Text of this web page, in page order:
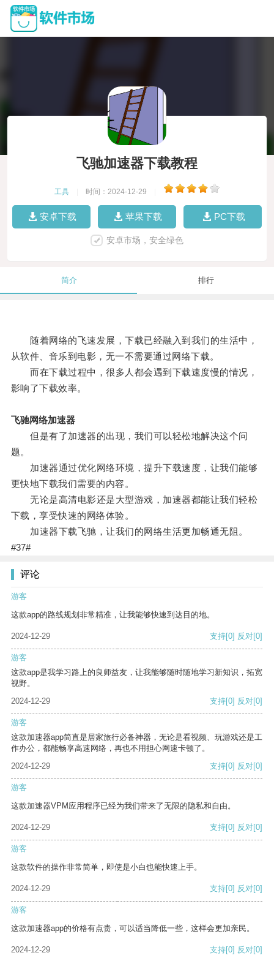
飞驰加速器下载教程
工具 时间：2024-12-29
安卓下载 苹果下载 PC下载
安卓市场，安全绿色
简介 排行
随着网络的飞速发展，下载已经融入到我们的生活中，
从软件、音乐到电影，无一不需要通过网络下载。
而在下载过程中，很多人都会遇到下载速度慢的情况，
影响了下载效率。
飞驰网络加速器
但是有了加速器的出现，我们可以轻松地解决这个问
题。
加速器通过优化网络环境，提升下载速度，让我们能够
更快地下载我们需要的内容。
无论是高清电影还是大型游戏，加速器都能让我们轻松
下载，享受快速的网络体验。
加速器下载飞驰，让我们的网络生活更加畅通无阻。
#37#
评论
游客
这款app的路线规划非常精准，让我能够快速到达目的地。
2024-12-29 支持[0] 反对[0]
游客
这款app是我学习路上的良师益友，让我能够随时随地学习新知识，拓宽
视野。
2024-12-29
支持[0] 反对[0]
游客
这款加速器app简直是居家旅行必备神器，无论是看视频、玩游戏还是工
作办公，都能畅享高速网络，再也不用担心网速卡顿了。
2024-12-29
支持[0] 反对[0]
游客
这款加速器VPM应用程序已经为我们带来了无限的隐私和自由。
2024-12-29 支持[0] 反对[0]
游客
这款软件的操作非常简单，即使是小白也能快速上手。
2024-12-29 支持[0] 反对[0]
游客
这款加速器app的价格有点贵，可以适当降低一些，这样会更加亲民。
2024-12-29 支持[0] 反对[0]